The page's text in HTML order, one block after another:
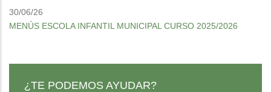
30/06/26
MENÚS ESCOLA INFANTIL MUNICIPAL CURSO 2025/2026
¿TE PODEMOS AYUDAR?